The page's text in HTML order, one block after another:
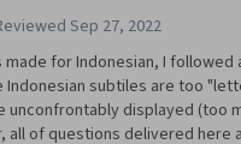
kursus ini.
Dasar-Dasar Dukungan
pemahaman mendalam
untuk meningkatkan
atas pengalaman
Sep 27, 2022
for Indonesian, I followed
Indonesian subtiles are too
unconfrontably displayed (too
all of questions delivered here